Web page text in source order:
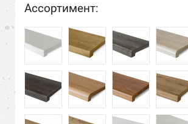
Ассортимент: